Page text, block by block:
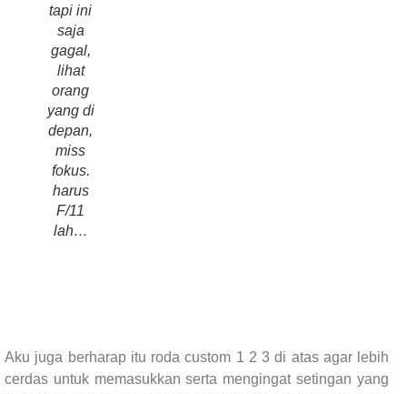
tapi ini
saja
gagal,
lihat
orang
yang di
depan,
miss
fokus.
harus
F/11
lah…
Aku juga berharap itu roda custom 1 2 3 di atas agar lebih
cerdas untuk memasukkan serta mengingat setingan yang